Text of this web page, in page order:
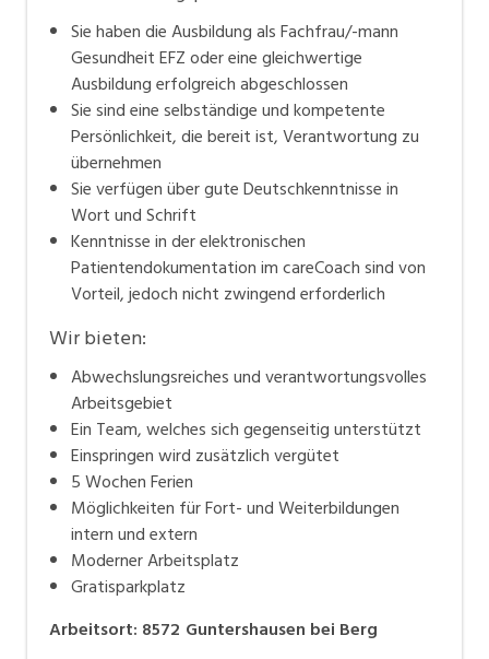
Sie haben die Ausbildung als Fachfrau/-mann
Gesundheit EFZ oder eine gleichwertige
Ausbildung erfolgreich abgeschlossen
Sie sind eine selbständige und kompetente
Persönlichkeit, die bereit ist, Verantwortung zu
übernehmen
Sie verfügen über gute Deutschkenntnisse in
Wort und Schrift
Kenntnisse in der elektronischen
Patientendokumentation im careCoach sind von
Vorteil, jedoch nicht zwingend erforderlich
Wir bieten:
Abwechslungsreiches und verantwortungsvolles
Arbeitsgebiet
Ein Team, welches sich gegenseitig unterstützt
Einspringen wird zusätzlich vergütet
5 Wochen Ferien
Möglichkeiten für Fort- und Weiterbildungen
intern und extern
Moderner Arbeitsplatz
Gratisparkplatz
Arbeitsort: 8572 Guntershausen bei Berg